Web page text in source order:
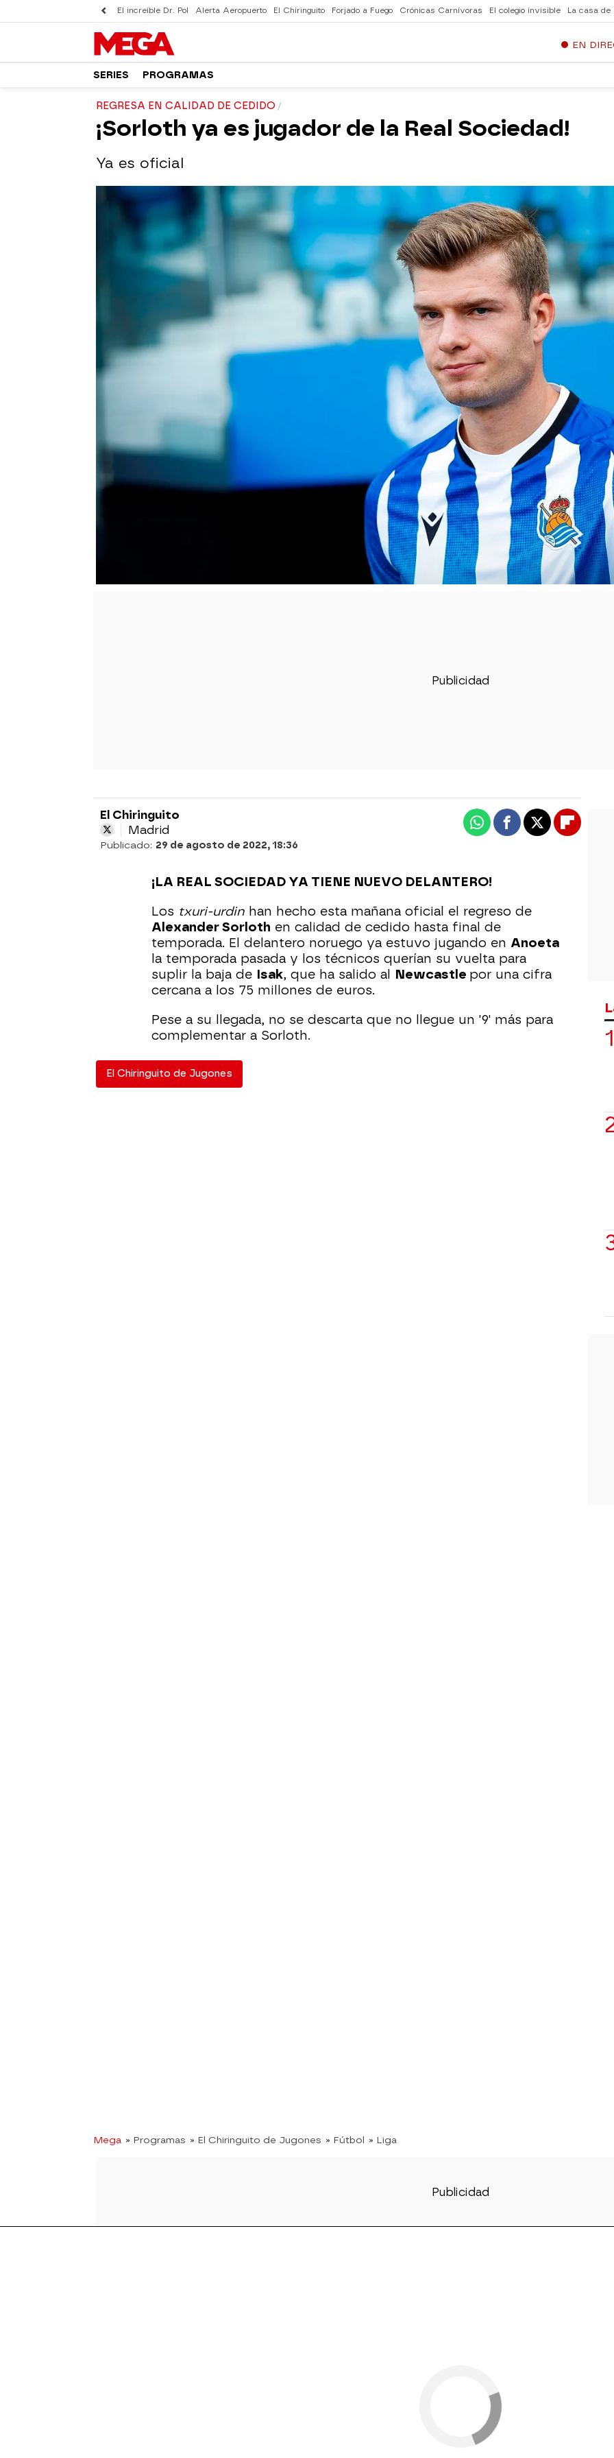
El increíble Dr. Pol Alerta Aeropuerto El Chiringuito Forjado a Fuego Crónicas Carnívoras El colegio invisible La casa de
EN
SERIES PROGRAMAS
REGRESA EN CALIDAD DE CEDIDO
¡Sorloth ya es jugador de la Real Sociedad!
Ya es oficial
El Chiringuito
Madrid
Publicado: 29 de agosto de 2022, 18:36
WhatsappFacebook
X
¡LA REAL SOCIEDAD YA TIENE NUEVO DELANTERO!
Los txuri-urdin han hecho esta mañana oficial el regreso de
Alexander Sorloth en calidad de cedido hasta final de
temporada. El delantero noruego ya estuvo jugando en Anoeta
la temporada pasada y los técnicos querían su vuelta para
suplir la baja de Isak, que ha salido al Newcastle por una cifra
cercana a los 75 millones de euros.
Pese a su llegada, no se descarta que no llegue un '9' más para
complementar a Sorloth.
El Chiringuito de Jugones
Mega » Programas » El Chiringuito de Jugones » Fútbol » Liga